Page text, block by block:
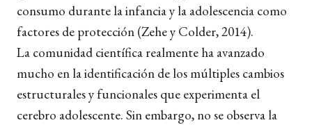
consumo durante la infancia y la adolescencia como
factores de protección (Zehe y Colder, 2014).
La comunidad científica realmente ha avanzado
mucho en la identificación de los múltiples cambios
estructurales y funcionales que experimenta el
cerebro adolescente. Sin embargo, no se observa la